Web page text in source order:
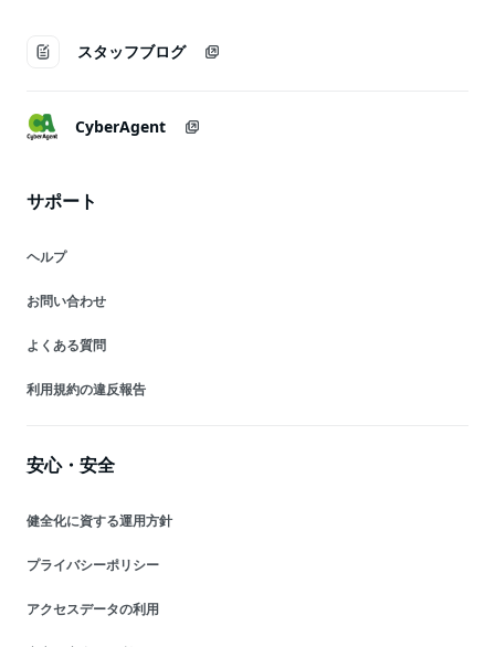
スタッフブログ
CyberAgent
サポート
ヘルプ
お問い合わせ
よくある質問
利用規約の違反報告
安心・安全
健全化に資する運用方針
プライバシーポリシー
アクセスデータの利用